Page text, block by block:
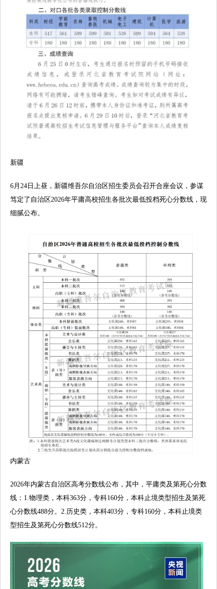
新疆
6月24日上昼，新疆维吾尔自治区招生委员会召开合座会议，参谋
笃定了自治区2026年平庸高校招生各批次最低投档死心分数线，现
细腻公布。
内蒙古
2026年内蒙古自治区高考分数线公布，其中，平庸类及第死心分数
线：1.物理类，本科363分，专科160分，本科止境类型招生及第死
心分数线488分。2.历史类，本科403分，专科160分，本科止境类
型招生及第死心分数线512分。